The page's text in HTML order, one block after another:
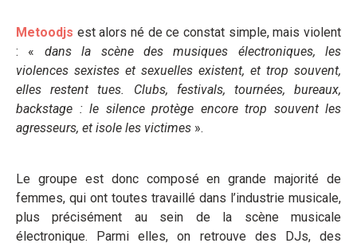
Metoodjs est alors né de ce constat simple, mais violent
: « dans la scène des musiques électroniques, les
violences sexistes et sexuelles existent, et trop souvent,
elles restent tues. Clubs, festivals, tournées, bureaux,
backstage : le silence protège encore trop souvent les
agresseurs, et isole les victimes ».
Le groupe est donc composé en grande majorité de
femmes, qui ont toutes travaillé dans l’industrie musicale,
plus précisément au sein de la scène musicale
électronique. Parmi elles, on retrouve des DJs, des